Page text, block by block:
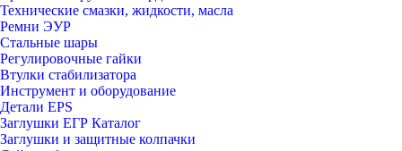
Технические смазки, жидкости, масла
Ремни ЭУР
Стальные шары
Регулировочные гайки
Втулки стабилизатора
Инструмент и оборудование
Детали EPS
Заглушки ЕГР Каталог
Заглушки и защитные колпачки